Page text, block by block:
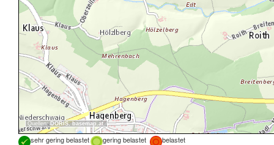
Quellen: DORIS,basemap.at
sehr gering belastet gering belastet
belastet